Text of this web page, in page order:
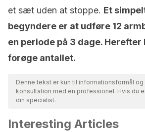
et sæt uden at stoppe. Et
begyndere er at udføre 12
en periode på 3 dage.
forøge antallet.
Denne tekst er kun til informationsformål
konsultation med en professionel. Hvis du
din specialist.
Interesting Articles